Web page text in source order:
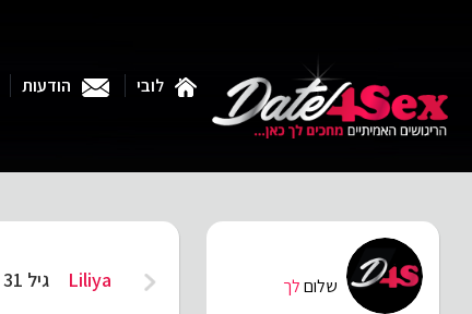
לובי הודעות
Liliya גיל 31 שלוםלך